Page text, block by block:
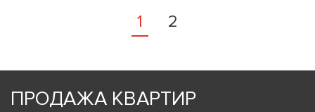
1 2
ПРОДАЖА КВАРТИР